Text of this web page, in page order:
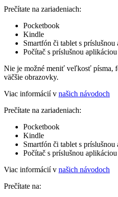
Prečítate na zariadeniach:
Pocketbook
Kindle
Smartfón či tablet s príslušnou
Počítač s príslušnou aplikáciou
Nie je možné meniť veľkosť písma,
väčšie obrazovky.
Viac informácií v našich návodoch
Prečítate na zariadeniach:
Pocketbook
Kindle
Smartfón či tablet s príslušnou
Počítač s príslušnou aplikáciou
Viac informácií v našich návodoch
Prečítate na: